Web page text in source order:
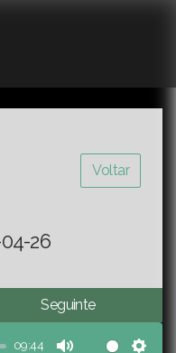
Voltar
26
Seguinte
09:44